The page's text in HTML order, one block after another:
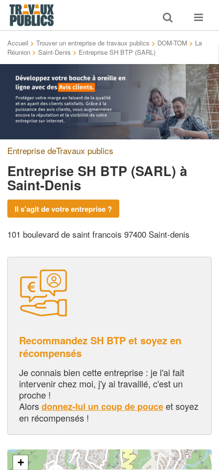
Toggle
search
Toggle
Accueil > Trouver un entreprise de travaux publics > DOM-TOM > La
Réunion > Saint-Denis > Entreprise SH BTP (SARL)
Entreprise deTravaux publics
Entreprise SH BTP (SARL) à
Saint-Denis
Il s'agit de votre entreprise ?
101 boulevard de saint francois 97400 Saint-denis
Recommandez SH BTP et soyez en
récompensés
Je connais bien cette entreprise : je l'ai fait
intervenir chez moi, j'y ai travaillé, c'est un
proche !
Alorsdonnez-lui un coup de pouceet soyez
en récompensés !
+